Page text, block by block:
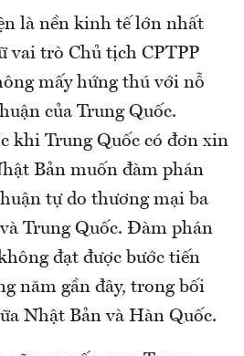
là nền kinh tế lớn nhất
vai trò Chủ tịch CPTPP
mấy hứng thú với nỗ
của Trung Quốc.
khi Trung Quốc có đơn xin
Bản muốn đàm phán
tự do thương mại ba
Trung Quốc. Đàm phán
đạt được bước tiến
năm gần đây, trong bối
Nhật Bản và Hàn Quốc.